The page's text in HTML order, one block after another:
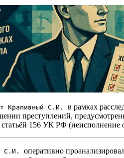
Крапивный С.И. в рамках
преступлений,
156 УК РФ (неисполнение
С.И. оперативно